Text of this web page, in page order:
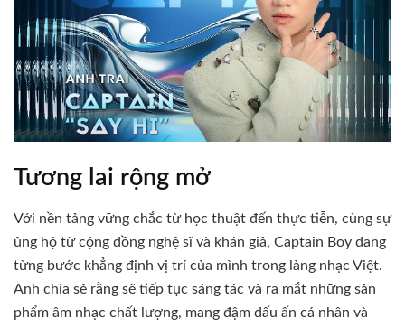
Tương lai rộng mở
Với nền tảng vững chắc từ học thuật đến thực tiễn, cùng sự
ủng hộ từ cộng đồng nghệ sĩ và khán giả, Captain Boy đang
từng bước khẳng định vị trí của mình trong làng nhạc Việt.
Anh chia sẻ rằng sẽ tiếp tục sáng tác và ra mắt những sản
phẩm âm nhạc chất lượng, mang đậm dấu ấn cá nhân và